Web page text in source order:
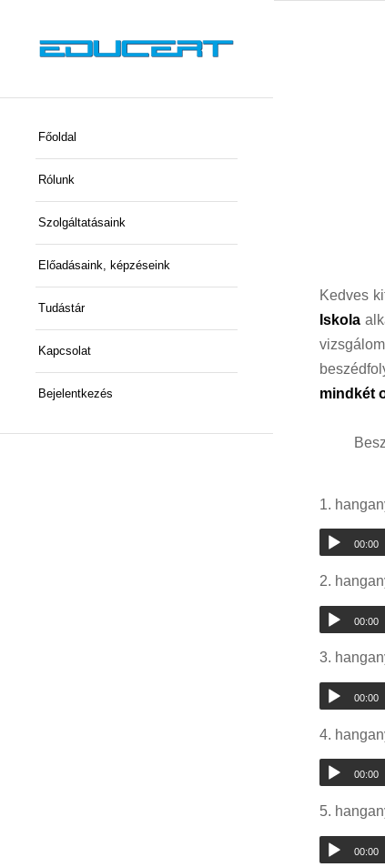
Főoldal
Rólunk
Szolgáltatásaink
Előadásaink, képzéseink
Tudástár
Kapcsolat
Bejelentkezés
Kedves
Iskola
mindkét
1.
00:00
2.
00:00
3.
00:00
4.
00:00
5.
00:00